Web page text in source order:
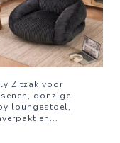
Zitzak voor
donzige
loungestoel,
en...